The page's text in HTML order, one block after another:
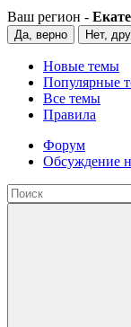
Ваш регион -
Да, верно Нет,
Новые темы
Популярные
Все темы
Правила
Форум
Обсуждение